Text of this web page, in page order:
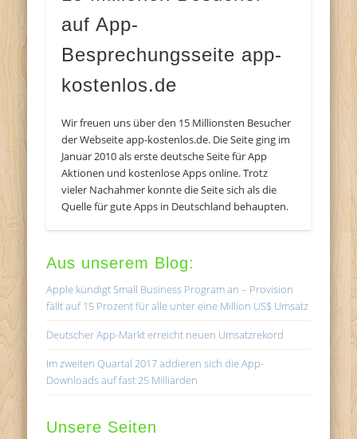
auf App-
Besprechungsseite app-
kostenlos.de
Wir freuen uns über den 15 Millionsten Besucher
der Webseite app-kostenlos.de. Die Seite ging im
Januar 2010 als erste deutsche Seite für App
Aktionen und kostenlose Apps online. Trotz
vieler Nachahmer konnte die Seite sich als die
Quelle für gute Apps in Deutschland behaupten.
Aus unserem Blog:
Apple kündigt Small Business Program an – Provision
fällt auf 15 Prozent für alle unter eine Million US$ Umsatz
Deutscher App-Markt erreicht neuen Umsatzrekord
Im zweiten Quartal 2017 addieren sich die App-
Downloads auf fast 25 Milliarden
Unsere Seiten